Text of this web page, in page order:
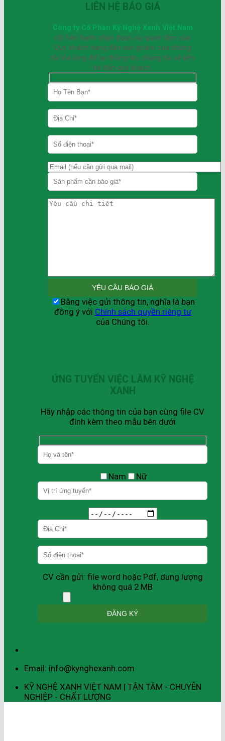
LIÊN HỆ BÁO GIÁ
Công ty Cổ Phần Kỹ Nghệ Xanh Việt Nam
rất hân hạnh nhận được sự quan tâm của
Quý khách hàng đến sản phẩm của chúng
tôi.Vui lòng để lại thông tin, chúng tôi sẽ liên
hệ đến quý khách.
Bằng việc gửi thông tin, nghĩa là bạn
đồng ý với Chính sách quyền riêng tư
của Chúng tôi.
ỨNG TUYỂN VIỆC LÀM KỸ NGHỆ
XANH
Hãy nhập các thông tin của bạn cùng file CV
đính kèm theo mẫu bên dưới
Nam Nữ
CV cần gửi: file word hoặc Pdf, dung lượng
không quá 2 MB
Email: info@kynghexanh.com
KỸ NGHỆ XANH VIỆT NAM | TẬN TÂM - CHUYÊN
NGHIỆP - CHẤT LƯỢNG